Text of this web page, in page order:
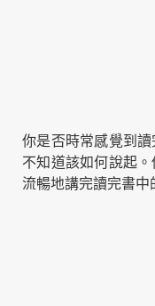
你是否時常感覺到
不知道該如何說起
流暢地講完讀完書中